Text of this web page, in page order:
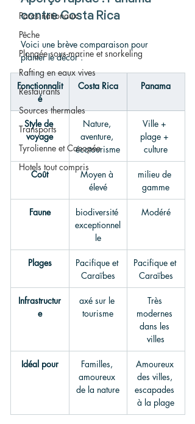
Parcs nationaux
Pêche
Plongée sous-marine et snorkeling
Rafting en eaux vives
Restaurants
Sources thermales
Transports
Tyrolienne et Canopée
Hotels tout compris
contre Costa Rica
Voici une brève comparaison pour
planter le décor :
Fonctionnalit
é
Costa Rica Panama
Style de
voyage
Nature,
aventure,
écotourisme
Ville +
plage +
culture
Coût
Moyen à
élevé
milieu de
gamme
Faune
biodiversité
exceptionnel
le
Modéré
Plages
Pacifique et
Caraïbes
Pacifique et
Caraïbes
Infrastructur
e
axé sur le
tourisme
Très
modernes
dans les
villes
Idéal pour
Familles,
amoureux
de la nature
Amoureux
des villes,
escapades
à la plage